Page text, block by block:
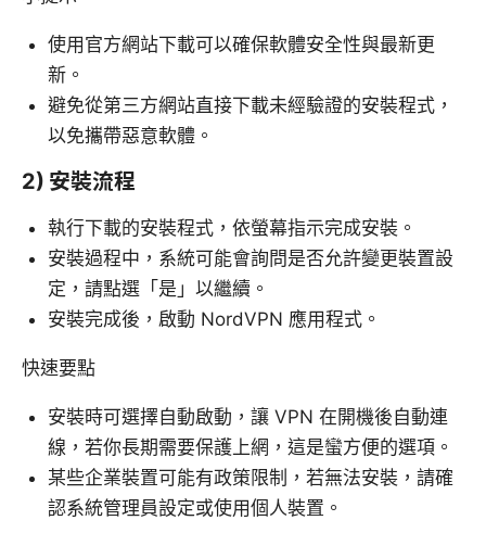
使用官方網站下載可以確保軟體安全性與最新更
新。
避免從第三方網站直接下載未經驗證的安裝程式，
以免攜帶惡意軟體。
2) 安裝流程
執行下載的安裝程式，依螢幕指示完成安裝。
安裝過程中，系統可能會詢問是否允許變更裝置設
定，請點選「是」以繼續。
安裝完成後，啟動 NordVPN 應用程式。
快速要點
安裝時可選擇自動啟動，讓 VPN 在開機後自動連
線，若你長期需要保護上網，這是蠻方便的選項。
某些企業裝置可能有政策限制，若無法安裝，請確
認系統管理員設定或使用個人裝置。